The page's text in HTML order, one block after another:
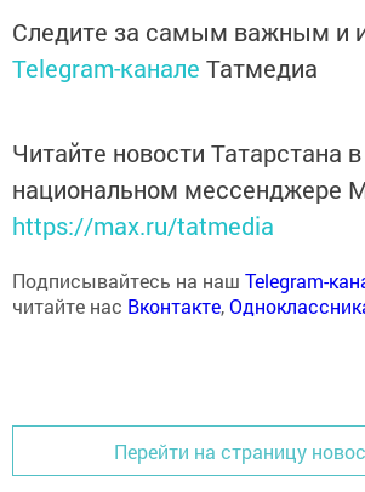
Следите за самым важным и
Telegram-канале Татмедиа
Читайте новости Татарстана в
национальном мессенджере
https://max.ru/tatmedia
Подписывайтесь на наш Telegram-
читайте нас Вконтакте,
Перейти на страницу